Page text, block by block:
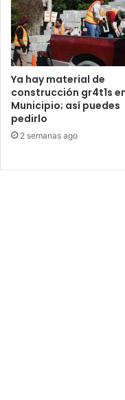
Ya hay material de
construcción gr4t1s
Municipio; así puedes
pedirlo
2 semanas ago